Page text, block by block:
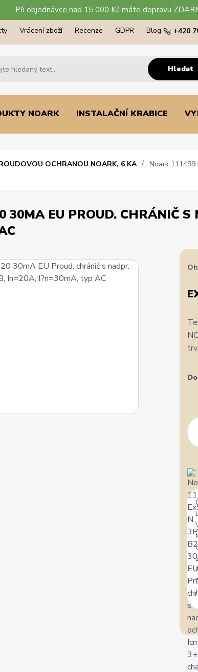
Při objednávce nad 15 000 Kč máte dopravu
Vrácení zboží Recenze GDPR Blog
Hledat
+420
NOARK INSTALAČNÍ KRABICE
OCHRANOU NOARK, 6 KA
Noark 111499
EU PROUD. CHRÁNIČ